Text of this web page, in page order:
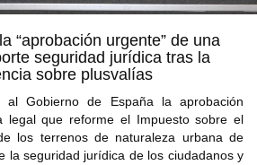
“aprobación urgente” de una
seguridad jurídica tras la
sobre plusvalías
Gobierno de España la aprobación
legal que reforme el Impuesto sobre el
los terrenos de naturaleza urbana de
la seguridad jurídica de los ciudadanos y